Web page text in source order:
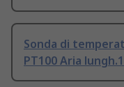
Sonda di
PT100 Aria